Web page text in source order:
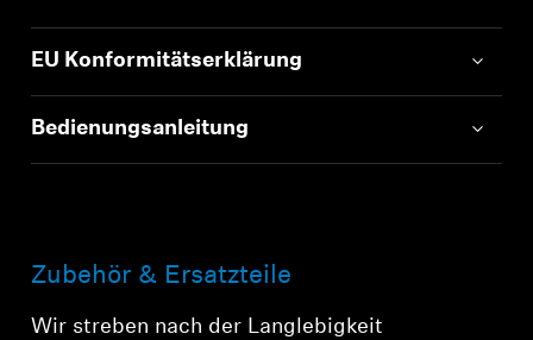
EU Konformitätserklärung
Bedienungsanleitung
Zubehör & Ersatzteile
Wir streben nach der Langlebigkeit